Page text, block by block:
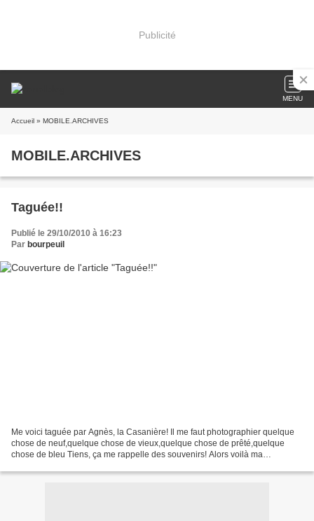
Publicité
MENU
Accueil » MOBILE.ARCHIVES
MOBILE.ARCHIVES
Taguée!!
Publié le 29/10/2010 à 16:23
Par bourpeuil
Me voici taguée par Agnès, la Casanière! Il me faut photographier quelque
chose de neuf,quelque chose de vieux,quelque chose de prêté,quelque
chose de bleu Tiens, ça me rappelle des souvenirs! Alors voilà ma